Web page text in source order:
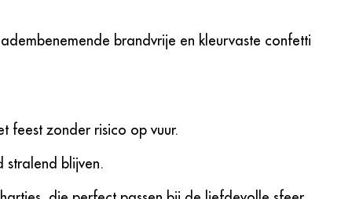
brandvrije en kleurvaste confetti
feest zonder risico op vuur.
stralend blijven.